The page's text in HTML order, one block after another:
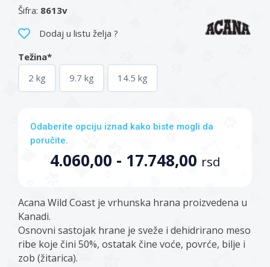
Šifra: 8613v
Dodaj u listu želja ?
Težina*
2 kg
9.7 kg 14.5 kg
Odaberite opciju iznad kako biste mogli da
poručite.
4.060,00 - 17.748,00 rsd
Acana Wild Coast je vrhunska hrana proizvedena u
Kanadi.
Osnovni sastojak hrane je sveže i dehidrirano meso
ribe koje čini 50%, ostatak čine voće, povrće, bilje i
zob (žitarica).